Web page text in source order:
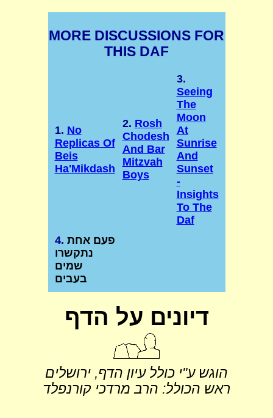
MORE DISCUSSIONS FOR
THIS DAF
1. No
Replicas Of
Beis
Ha'Mikdash
2. Rosh
Chodesh
And Bar
Mitzvah
Boys
3.
Seeing
The
Moon
At
Sunrise
And
Sunset
-
Insights
To The
Daf
4. פעם אחת
נתקשרו
שמים
בעבים
דיונים על הדף
הוגש ע"י כולל עיון הדף, ירושלים
ראש הכולל: הרב מרדכי קורנפלד